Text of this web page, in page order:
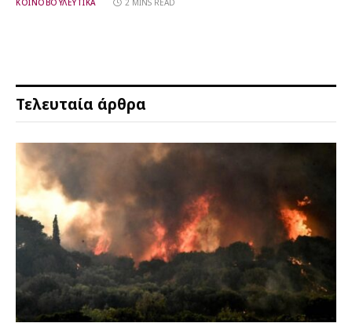
ΚΟΙΝΟΒΟΥΛΕΥΤΙΚΑ 2 MINS READ
Τελευταία άρθρα